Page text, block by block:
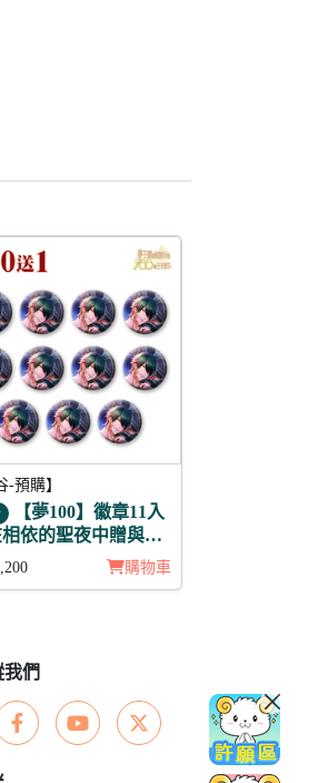
-預購】
【夢100】徽章11入
依的聖夜中贈與的
薩克 月覺
購物車
們